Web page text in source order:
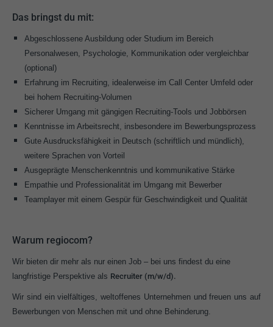
Das bringst du mit:
Abgeschlossene Ausbildung oder Studium im Bereich
Personalwesen, Psychologie, Kommunikation oder vergleichbar
(optional)
Erfahrung im Recruiting, idealerweise im Call Center Umfeld oder
bei hohem Recruiting-Volumen
Sicherer Umgang mit gängigen Recruiting-Tools und Jobbörsen
Kenntnisse im Arbeitsrecht, insbesondere im Bewerbungsprozess
Gute Ausdrucksfähigkeit in Deutsch (schriftlich und mündlich),
weitere Sprachen von Vorteil
Ausgeprägte Menschenkenntnis und kommunikative Stärke
Empathie und Professionalität im Umgang mit Bewerber
Teamplayer mit einem Gespür für Geschwindigkeit und Qualität
Warum regiocom?
Wir bieten dir mehr als nur einen Job – bei uns findest du eine
langfristige Perspektive als Recruiter (m/w/d).
Wir sind ein vielfältiges, weltoffenes Unternehmen und freuen uns auf
Bewerbungen von Menschen mit und ohne Behinderung.